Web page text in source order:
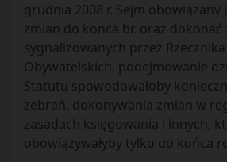
grudnia 2008 r. Sejm obowiązany
zmian do końca br. oraz dokonać
sygnalizowanych przez
Obywatelskich, podejmowanie
Statutu spowodowałoby
zebrań, dokonywania zmian w
zasadach księgowania i innych,
obowiązywałyby tylko do końca